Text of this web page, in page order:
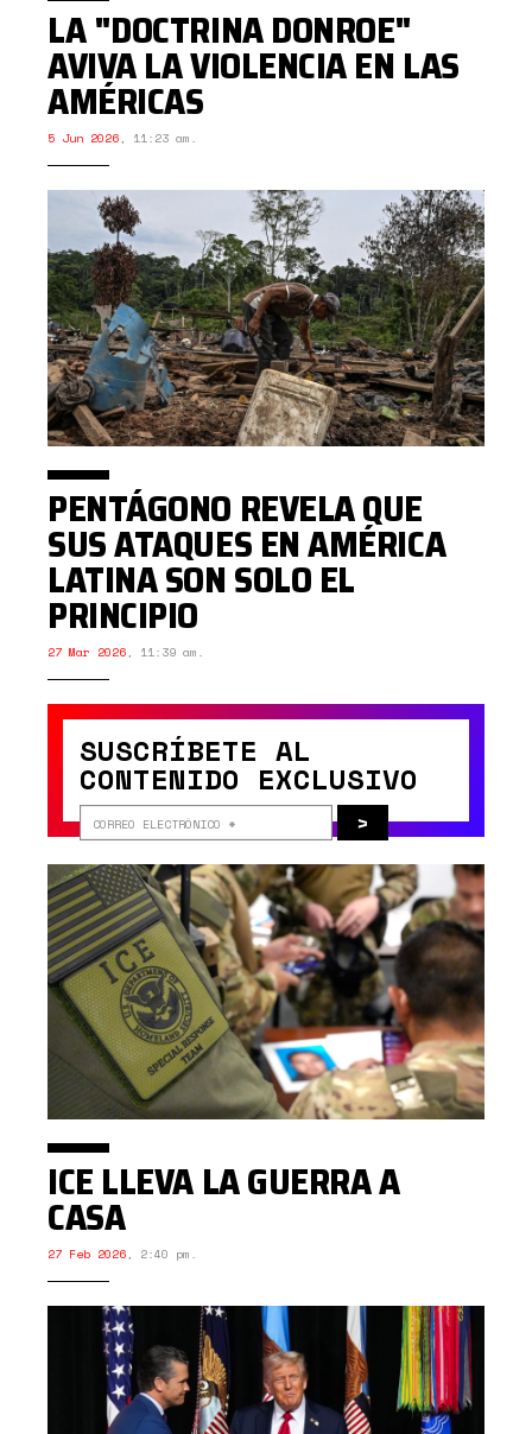
LA "DOCTRINA DONROE"
AVIVA LA VIOLENCIA EN LAS
AMÉRICAS
5 Jun 2026, 11:23 am.
SUSCRÍBETE AL
CONTENIDO EXCLUSIVO
>
PENTÁGONO REVELA QUE
SUS ATAQUES EN AMÉRICA
LATINA SON SOLO EL
PRINCIPIO
27 Mar 2026, 11:39 am.
ICE LLEVA LA GUERRA A
CASA
27 Feb 2026, 2:40 pm.